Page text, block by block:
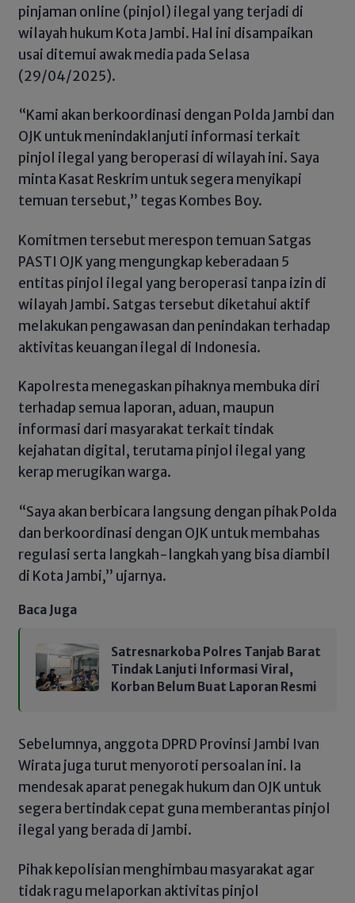
pinjaman online (pinjol) ilegal yang terjadi di
wilayah hukum Kota Jambi. Hal ini disampaikan
usai ditemui awak media pada Selasa
(29/04/2025).
“Kami akan berkoordinasi dengan Polda Jambi dan
OJK untuk menindaklanjuti informasi terkait
pinjol ilegal yang beroperasi di wilayah ini. Saya
minta Kasat Reskrim untuk segera menyikapi
temuan tersebut,” tegas Kombes Boy.
Komitmen tersebut merespon temuan Satgas
PASTI OJK yang mengungkap keberadaan 5
entitas pinjol ilegal yang beroperasi tanpa izin di
wilayah Jambi. Satgas tersebut diketahui aktif
melakukan pengawasan dan penindakan terhadap
aktivitas keuangan ilegal di Indonesia.
Kapolresta menegaskan pihaknya membuka diri
terhadap semua laporan, aduan, maupun
informasi dari masyarakat terkait tindak
kejahatan digital, terutama pinjol ilegal yang
kerap merugikan warga.
“Saya akan berbicara langsung dengan pihak Polda
dan berkoordinasi dengan OJK untuk membahas
regulasi serta langkah-langkah yang bisa diambil
di Kota Jambi,” ujarnya.
Baca Juga
Satresnarkoba Polres Tanjab Barat
Tindak Lanjuti Informasi Viral,
Korban Belum Buat Laporan Resmi
Sebelumnya, anggota DPRD Provinsi Jambi Ivan
Wirata juga turut menyoroti persoalan ini. Ia
mendesak aparat penegak hukum dan OJK untuk
segera bertindak cepat guna memberantas pinjol
ilegal yang berada di Jambi.
Pihak kepolisian menghimbau masyarakat agar
tidak ragu melaporkan aktivitas pinjol